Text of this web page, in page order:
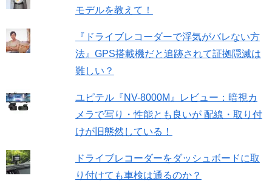
モデルを教えて！
『ドライブレコーダーで浮気がバレない方
法』GPS搭載機だと追跡されて証拠隠滅は
難しい？
ユピテル『NV-8000M』レビュー：暗視カ
メラで写り・性能とも良いが 配線・取り付
けが旧態然している！
ドライブレコーダーをダッシュボードに取
り付けても車検は通るのか？